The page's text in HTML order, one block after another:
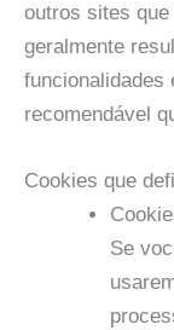
outros sites
geralmente
funcionalidades
recomendável
Cookies que
Se